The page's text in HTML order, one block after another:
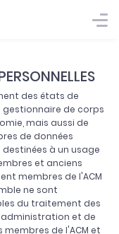
des états de
de corps
mais aussi de
de données
à un usage
et anciens
membres de l'ACM
ne sont
du traitement des
et de
membres de l'ACM et